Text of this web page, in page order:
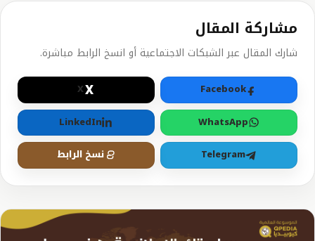
مشاركة المقال
شارك المقال عبر الشبكات الاجتماعية أو انسخ الرابط مباشرة.
Facebook
X
X
WhatsApp
LinkedIn
Telegram
نسخ الرابط